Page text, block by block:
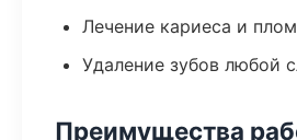
Лечение кариеса и
Удаление зубов любой
Преимущества